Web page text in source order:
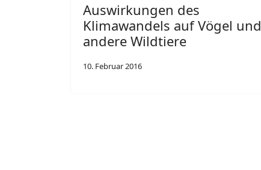
Auswirkungen des
Klimawandels auf Vögel und
andere Wildtiere
10. Februar 2016